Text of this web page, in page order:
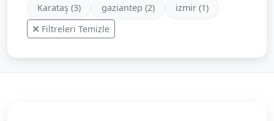
Karataş (3) gaziantep (2)
izmir (1)
Filtreleri Temizle